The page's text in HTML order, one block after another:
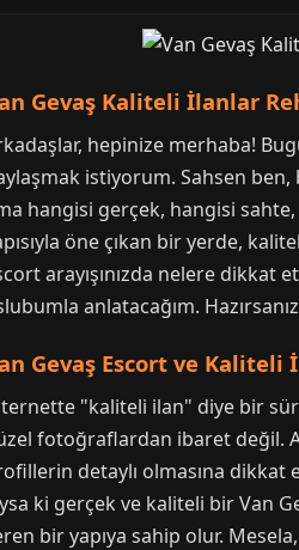
Gevaş Kaliteli İlanlar
hepinize merhaba!
istiyorum. Sahsen
hangisi gerçek, hangisi
öne çıkan bir yerde,
arayışınızda nelere
anlatacağım.
Gevaş Escort ve Kaliteli
"kaliteli ilan" diye bir
fotoğraflardan ibaret değil.
detaylı olmasına dikkat
ki gerçek ve kaliteli bir Van
bir yapıya sahip olur.